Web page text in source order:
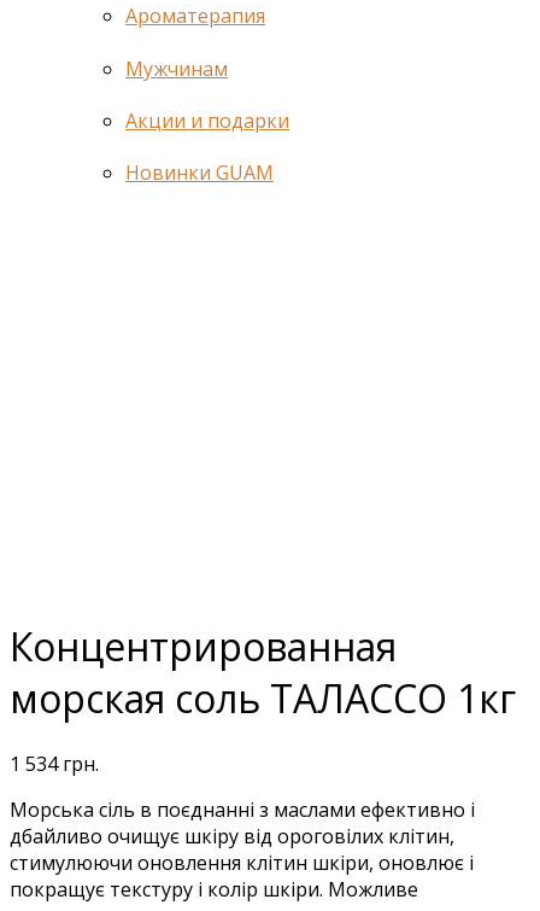
Ароматерапия
Мужчинам
Акции и подарки
Новинки GUAM
Концентрированная
морская соль ТАЛАССО 1кг
1 534грн.
Морська сіль в поєднанні з маслами ефективно і
дбайливо очищує шкіру від ороговілих клітин,
стимулюючи оновлення клітин шкіри, оновлює і
покращує текстуру і колір шкіри. Можливе